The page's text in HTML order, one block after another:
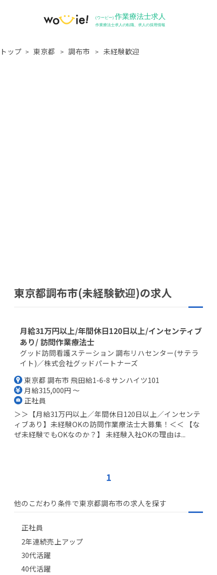
トップ 東京都 調布市 未経験歓迎
東京都調布市(未経験歓迎)の求人
月給31万円以上/年間休日120日以上/インセンティブ
あり/ 訪問作業療法士
グッド訪問看護ステーション 調布リハセンター(サテラ
イト)／株式会社グッドパートナーズ
東京都 調布市 飛田給1-6-8 サンハイツ101
月給315,000円 ～
正社員
＞＞【月給31万円以上／年間休日120日以上／インセンテ
ィブあり】未経験OKの訪問作業療法士大募集！＜＜ 【な
ぜ未経験でもOKなのか？】 未経験入社OKの理由は...
1
他のこだわり条件で東京都調布市の求人を探す
正社員
2年連続売上アップ
30代活躍
40代活躍